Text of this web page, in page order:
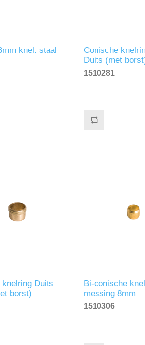
knel. staal
Conische
Duits (met
1510281
knelring Duits
borst)
Bi-conische
messing 8mm
1510306